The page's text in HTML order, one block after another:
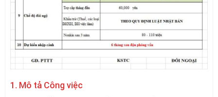
1. Mô tả Công việc